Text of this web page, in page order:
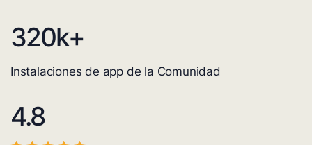
320k+
Instalaciones de app de la Comunidad
4.8